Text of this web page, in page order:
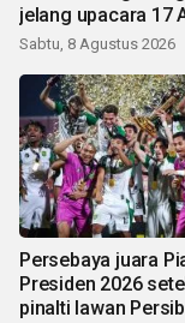
jelang upacara 17
Sabtu, 8 Agustus 2026
Persebaya juara
Presiden 2026
pinalti lawan Persib